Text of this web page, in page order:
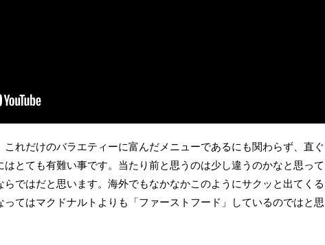
れだけのバラエティーに富んだメニューであるにも関わらず、直ぐ
とても有難い事です。当たり前と思うのは少し違うのかなと思って
ではだと思います。海外でもなかなかこのようにサクッと出てくる
てはマクドナルトよりも「ファーストフード」しているのではと思